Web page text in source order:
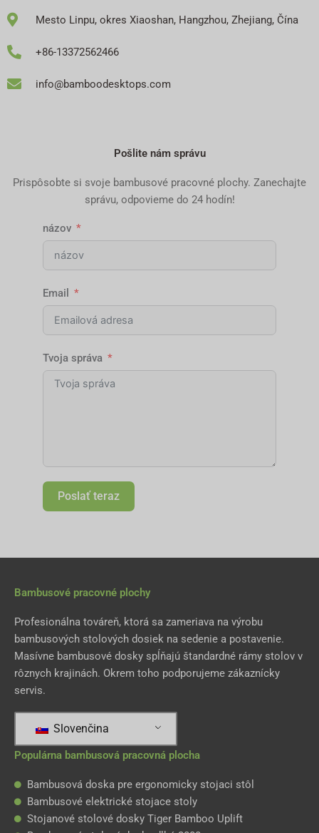
Mesto Linpu, okres Xiaoshan, Hangzhou, Zhejiang, Čína
+86-13372562466
info@bamboodesktops.com
Pošlite nám správu
Prispôsobte si svoje bambusové pracovné plochy. Zanechajte
správu, odpovieme do 24 hodín!
názov
Email
Tvoja správa
Poslať teraz
n
a
t
i
Bambusové pracovné plochy
Profesionálna továreň, ktorá sa zameriava na výrobu
bambusových stolových dosiek na sedenie a postavenie.
Masívne bambusové dosky spĺňajú štandardné rámy stolov v
rôznych krajinách. Okrem toho podporujeme zákaznícky
servis.
Slovenčina
Populárna bambusová pracovná plocha
Bambusová doska pre ergonomicky stojaci stôl
Bambusové elektrické stojace stoly
Stojanové stolové dosky Tiger Bamboo Uplift